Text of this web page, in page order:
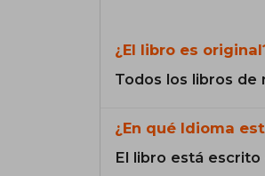
¿El libro es
Todos los libros de
¿En qué Idioma
El libro está escrito